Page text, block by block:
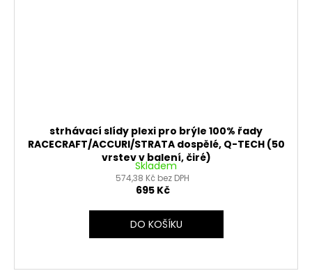
strhávací slídy plexi pro brýle 100% řady
RACECRAFT/ACCURI/STRATA dospělé, Q-TECH (50
vrstev v balení, čiré)
Skladem
574,38 Kč bez DPH
695 Kč
DO KOŠÍKU